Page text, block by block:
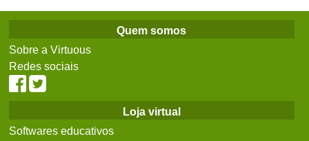
Quem somos
Sobre a Virtuous
Redes sociais
Loja virtual
Softwares educativos